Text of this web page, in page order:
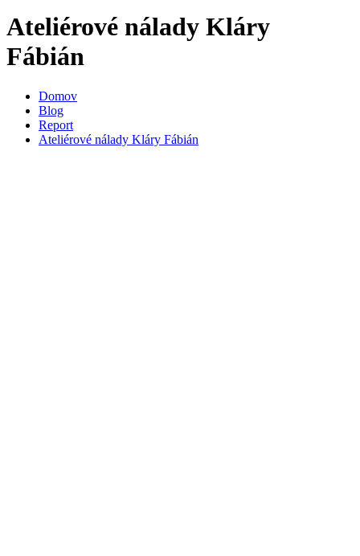
Ateliérové nálady Kláry
Fábián
Domov
Blog
Report
Ateliérové nálady Kláry Fábián